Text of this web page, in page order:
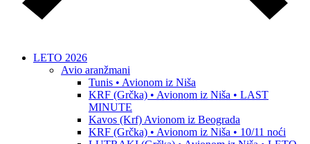
LETO 2026
Avio aranžmani
Tunis • Avionom iz Niša
KRF (Grčka) • Avionom iz Niša • LAST
MINUTE
Kavos (Krf) Avionom iz Beograda
KRF (Grčka) • Avionom iz Niša • 10/11 noći